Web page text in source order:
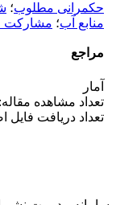
حکمرانی مطلوب؛
منابع آب؛ مشارکت
مراجع
آمار
تعداد مشاهده مقاله: 307
تعداد دریافت فایل